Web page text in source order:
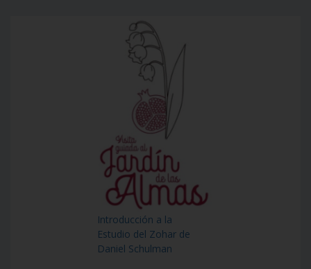
Introducción a la
Estudio del Zohar de
Daniel Schulman